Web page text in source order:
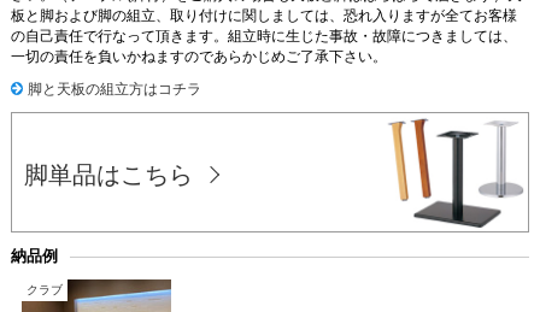
板と脚および脚の組立、取り付けに関しましては、恐れ入りますが全てお客様
の自己責任で行なって頂きます。組立時に生じた事故・故障につきましては、
一切の責任を負いかねますのであらかじめご了承下さい。
脚と天板の組立方はコチラ
脚単品はこちら
納品例
クラブ